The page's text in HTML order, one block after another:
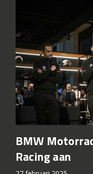
BMW
Racing aan